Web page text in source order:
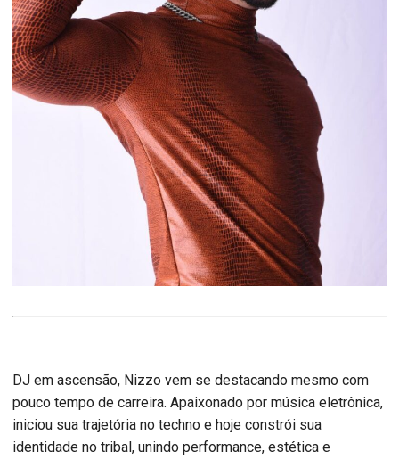
DJ em ascensão, Nizzo vem se destacando mesmo com
pouco tempo de carreira. Apaixonado por música eletrônica,
iniciou sua trajetória no techno e hoje constrói sua
identidade no tribal, unindo performance, estética e